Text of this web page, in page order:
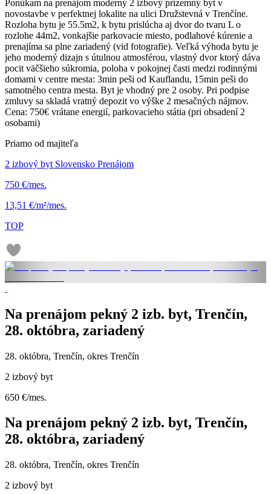
Ponúkam na prenájom moderný 2 izbový prízemný byt v
novostavbe v perfektnej lokalite na ulici Družstevná v Trenčíne.
Rozloha bytu je 55.5m2, k bytu prislúcha aj dvor do tvaru L o
rozlohe 44m2, vonkajšie parkovacie miesto, podlahové kúrenie a
prenajíma sa plne zariadený (vid fotografie). Veľká výhoda bytu je
jeho moderný dizajn s útulnou atmosférou, vlastný dvor ktorý dáva
pocit väčšieho súkromia, poloha v pokojnej časti medzi rodinnými
domami v centre mesta: 3min peši od Kauflandu, 15min peši do
samotného centra mesta. Byt je vhodný pre 2 osoby. Pri podpise
zmluvy sa skladá vratný depozit vo výške 2 mesačných nájmov.
Cena: 750€ vrátane energií, parkovacieho státia (pri obsadení 2
osobami)
Priamo od majiteľa
2 izbový byt Slovensko Prenájom
750 €/mes.
13,51 €/m²/mes.
TOP
Na prenájom pekný 2 izb. byt, Trenčín,
28. októbra, zariadený
28. októbra, Trenčín, okres Trenčín
2 izbový byt
650 €/mes.
Na prenájom pekný 2 izb. byt, Trenčín,
28. októbra, zariadený
28. októbra, Trenčín, okres Trenčín
2 izbový byt